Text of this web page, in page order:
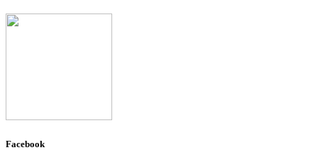
Facebook